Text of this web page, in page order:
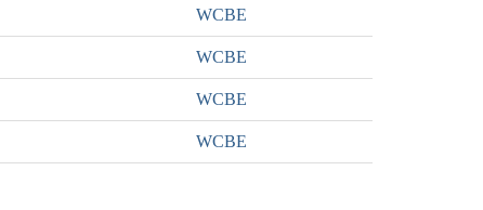
WCBE
WCBE
WCBE
WCBE